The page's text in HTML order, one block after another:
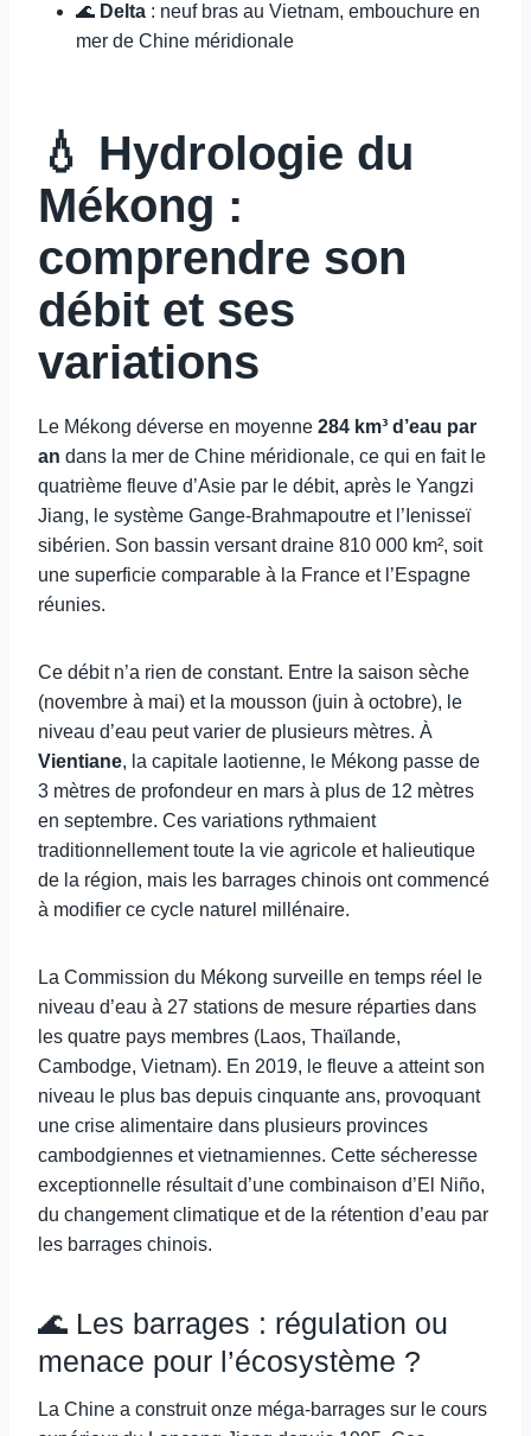
🌊 Delta : neuf bras au Vietnam, embouchure en
mer de Chine méridionale
💧 Hydrologie du
Mékong :
comprendre son
débit et ses
variations
Le Mékong déverse en moyenne 284 km³ d’eau par
an dans la mer de Chine méridionale, ce qui en fait le
quatrième fleuve d’Asie par le débit, après le Yangzi
Jiang, le système Gange-Brahmapoutre et l’Ienisseï
sibérien. Son bassin versant draine 810 000 km², soit
une superficie comparable à la France et l’Espagne
réunies.
Ce débit n’a rien de constant. Entre la saison sèche
(novembre à mai) et la mousson (juin à octobre), le
niveau d’eau peut varier de plusieurs mètres. À
Vientiane, la capitale laotienne, le Mékong passe de
3 mètres de profondeur en mars à plus de 12 mètres
en septembre. Ces variations rythmaient
traditionnellement toute la vie agricole et halieutique
de la région, mais les barrages chinois ont commencé
à modifier ce cycle naturel millénaire.
La Commission du Mékong surveille en temps réel le
niveau d’eau à 27 stations de mesure réparties dans
les quatre pays membres (Laos, Thaïlande,
Cambodge, Vietnam). En 2019, le fleuve a atteint son
niveau le plus bas depuis cinquante ans, provoquant
une crise alimentaire dans plusieurs provinces
cambodgiennes et vietnamiennes. Cette sécheresse
exceptionnelle résultait d’une combinaison d’El Niño,
du changement climatique et de la rétention d’eau par
les barrages chinois.
🌊 Les barrages : régulation ou
menace pour l’écosystème ?
La Chine a construit onze méga-barrages sur le cours